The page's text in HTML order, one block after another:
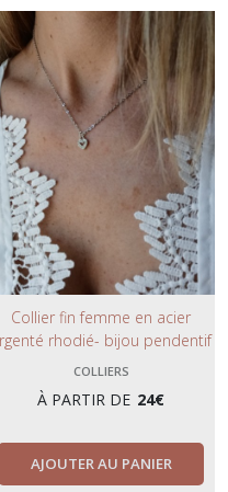
Collier fin femme en acier
rhodié- bijou pendentif
cœur serti strass.
COLLIERS
À PARTIR DE 24€
AJOUTER AU PANIER